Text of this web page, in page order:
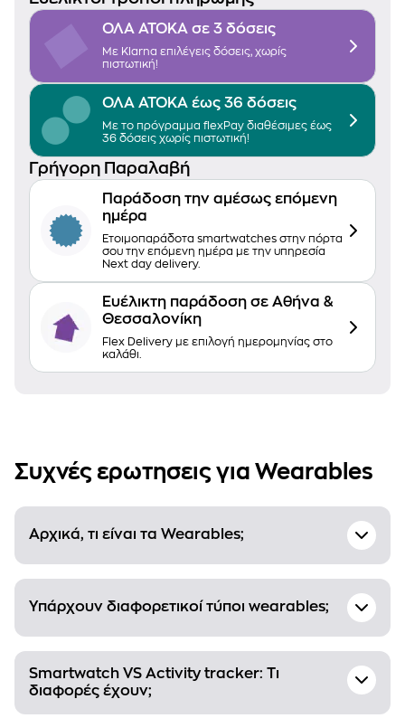
ΟΛΑ ΑΤΟΚΑ σε 3 δόσεις
Με Klarna επιλέγεις δόσεις, χωρίς
πιστωτική!
ΟΛΑ ΑΤΟΚΑ έως 36 δόσεις
Με το πρόγραμμα flexPay διαθέσιμες έως
36 δόσεις χωρίς πιστωτική!
Γρήγορη Παραλαβή
Παράδοση την αμέσως επόμενη
ημέρα
Ετοιμοπαράδοτα smartwatches στην πόρτα
σου την επόμενη ημέρα με την υπηρεσία
Next day delivery.
Ευέλικτη παράδοση σε Αθήνα &
Θεσσαλονίκη
Flex Delivery με επιλογή ημερομηνίας στο
καλάθι.
Συχνές ερωτησεις για Wearables
Αρχικά, τι είναι τα Wearables;
Υπάρχουν διαφορετικοί τύποι wearables;
Smartwatch VS Activity tracker: Τι
διαφορές έχουν;